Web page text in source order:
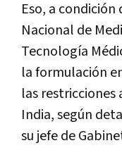
Eso, a
Nacional de
Tecnología
la formulación
las restricciones
India, según
su jefe de